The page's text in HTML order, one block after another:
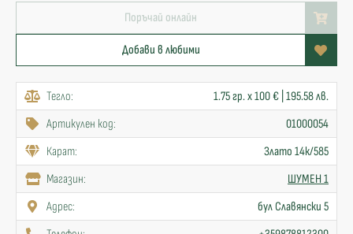
Поръчай онлайн
Добави в любими
Тегло:
1.75 гр. x 100 € | 195.58 лв.
Артикулен код:
01000054
Карат:
Злато 14к/585
Mагазин:
ШУМЕН 1
Адрес:
бул Славянски 5